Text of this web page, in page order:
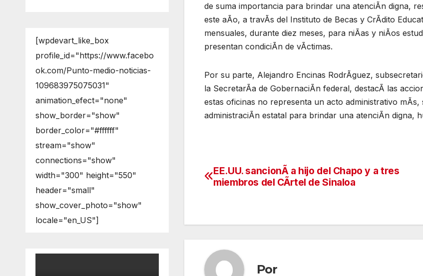
[wpdevart_like_box
profile_id="https://www.facebo
ok.com/Punto-medio-noticias-
109683975075031"
animation_efect="none"
show_border="show"
border_color="#ffffff"
stream="show"
connections="show"
width="300" height="550"
header="small"
show_cover_photo="show"
locale="en_US"]
de suma importancia para brindar una atenciÃn digna,
este aÃo, a travÃs del Instituto de Becas y CrÃdito
mensuales, durante diez meses, para niÃas y niÃos
presentan condiciÃn de vÃctimas.
Por su parte, Alejandro Encinas RodrÃguez,
la SecretarÃa de GobernaciÃn federal, destacÃ las
estas oficinas no representa un acto administrativo
administraciÃn estatal para brindar una atenciÃn digna,
Navegación
EE.UU. sancionÃ a hijo del Chapo y a tres
miembros del CÃrtel de Sinaloa
Por